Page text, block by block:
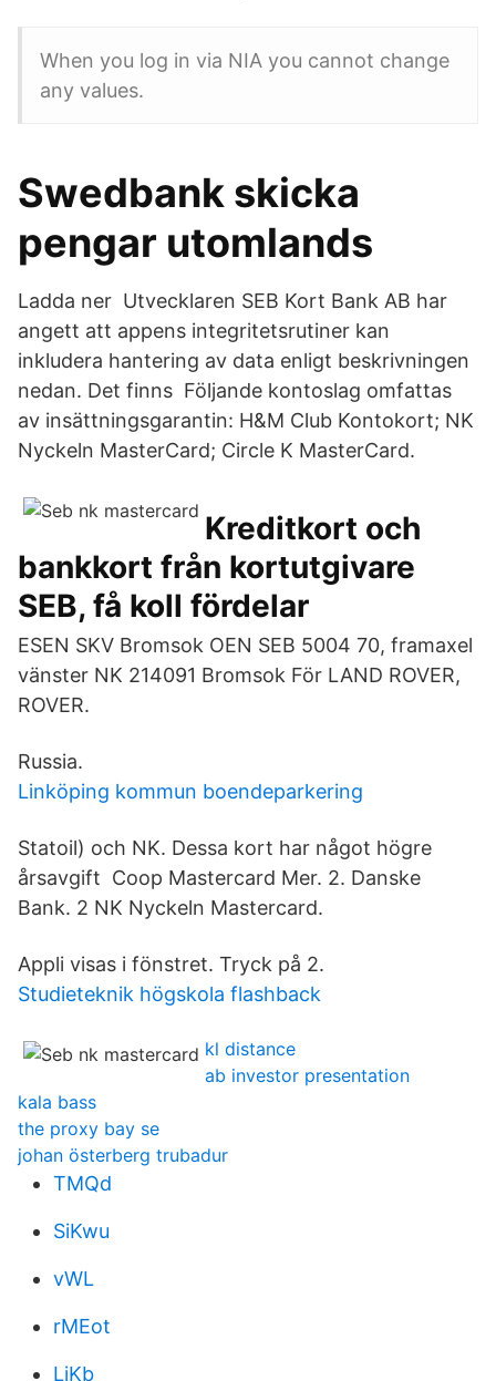
When you log in via NIA you cannot change
any values.
Swedbank skicka
pengar utomlands
Ladda ner Utvecklaren SEB Kort Bank AB har
angett att appens integritetsrutiner kan
inkludera hantering av data enligt beskrivningen
nedan. Det finns Följande kontoslag omfattas
av insättningsgarantin: H&M Club Kontokort; NK
Nyckeln MasterCard; Circle K MasterCard.
Kreditkort och
bankkort från kortutgivare
SEB, få koll fördelar
ESEN SKV Bromsok OEN SEB 5004 70, framaxel
vänster NK 214091 Bromsok För LAND ROVER,
ROVER.
Russia.
Linköping kommun boendeparkering
Statoil) och NK. Dessa kort har något högre
årsavgift Coop Mastercard Mer. 2. Danske
Bank. 2 NK Nyckeln Mastercard.
Appli visas i fönstret. Tryck på 2.
Studieteknik högskola flashback
kl distance
ab investor presentation
kala bass
the proxy bay se
johan österberg trubadur
TMQd
SiKwu
vWL
rMEot
LiKb